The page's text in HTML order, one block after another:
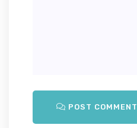
POST COMMENT